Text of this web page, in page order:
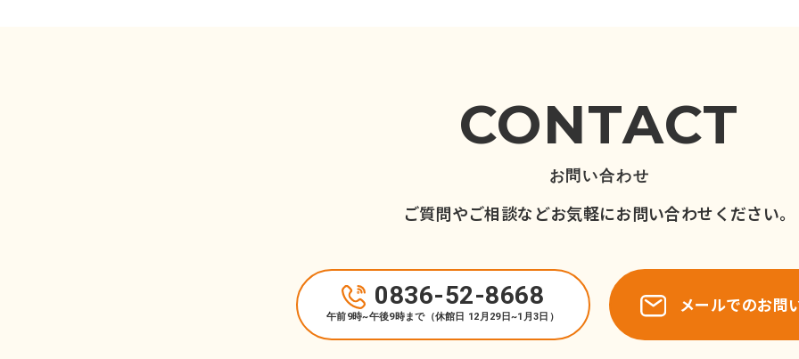
CONTACT
お問い合わせ
ご質問やご相談などお気軽にお問い合わせください。
0836-52-8668
午前9時~午後9時まで（休館日 12月29日~1月3日）
メールでのお問